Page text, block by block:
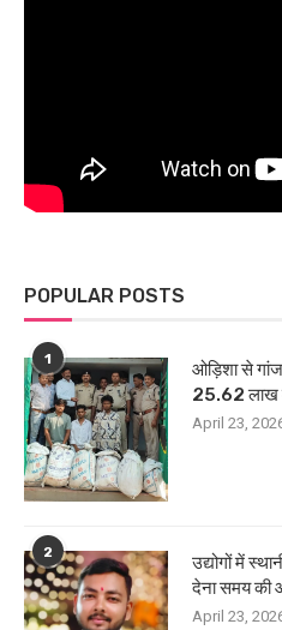
POPULAR POSTS
1
ओड़िशा से
25.62 लाख
April 23,
2
उद्योगों में
देना समय की
April 23,